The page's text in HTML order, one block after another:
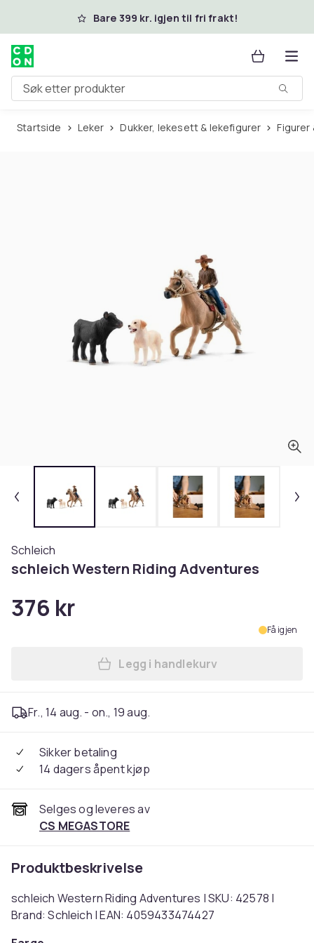
Hopp til hovedinnholdBare 399 kr. igjen til fri frakt!
Søk etter produkter
Startside Leker Dukker, lekesett & lekefigurer
Schleich
schleich Western Riding Adventures
376 kr
Få igjen
Legg schleich Western
Legg i handlekurv
Fr., 14 aug. - on., 19 aug.
Sikker betaling
14 dagers åpent kjøp
Selges og leveres av
CS MEGASTORE
Produktbeskrivelse
schleich Western Riding Adventures | SKU: 42578 |
Brand: Schleich | EAN: 4059433474427